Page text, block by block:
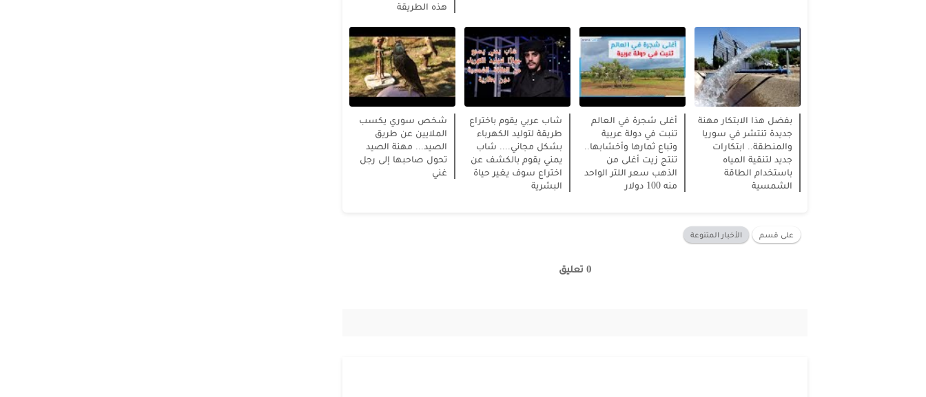
هذه الطريقة
بفضل هذا الابتكار مهنة
جديدة تنتشر في سوريا
والمنطقة.. ابتكارات
جديد لتنقية المياه
باستخدام الطاقة
الشمسية
أغلى شجرة في العالم
تنبت في دولة عربية
وتباع ثمارها وأخشابها..
تنتج زيت أغلى من
الذهب سعر اللتر الواحد
منه 100 دولار
شاب عربي يقوم باختراع
طريقة لتوليد الكهرباء
بشكل مجاني.... شاب
يمني يقوم بالكشف عن
اختراع سوف يغير حياة
البشرية
شخص سوري يكسب
الملايين عن طريق
الصيد... مهنة الصيد
تحول صاحبها إلى رجل
غني
على قسم الأخبار المتنوعة
0 تعليق